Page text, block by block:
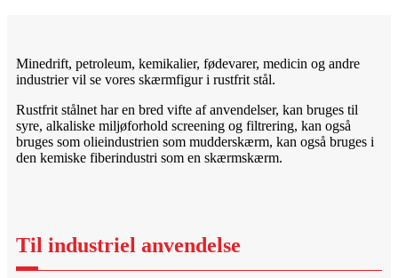
Minedrift, petroleum, kemikalier, fødevarer, medicin og andre
industrier vil se vores skærmfigur i rustfrit stål.
Rustfrit stålnet har en bred vifte af anvendelser, kan bruges til
syre, alkaliske miljøforhold screening og filtrering, kan også
bruges som olieindustrien som mudderskærm, kan også bruges i
den kemiske fiberindustri som en skærmskærm.
Til industriel anvendelse